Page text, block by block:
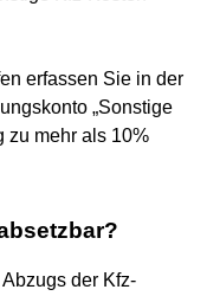
erfassen Sie in der
„Sonstige
zu mehr als 10%
der Kfz-